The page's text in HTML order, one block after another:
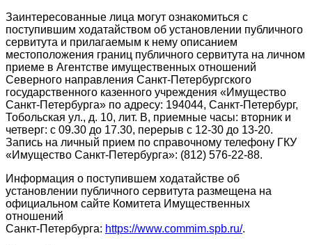
Заинтересованные лица могут ознакомиться с
поступившим ходатайством об установлении публичного
сервитута и прилагаемым к нему описанием
местоположения границ публичного сервитута на личном
приеме в Агентстве имущественных отношений
Северного направления Санкт-Петербургского
государственного казенного учреждения «Имущество
Санкт-Петербурга» по адресу: 194044, Санкт-Петербург,
Тобольская ул., д. 10, лит. В, приемные часы: вторник и
четверг: с 09.30 до 17.30, перерыв с 12-30 до 13-20.
Запись на личный прием по справочному телефону ГКУ
«Имущество Санкт-Петербурга»: (812) 576-22-88.
Информация о поступившем ходатайстве об
установлении публичного сервитута размещена на
официальном сайте Комитета Имущественных
отношений
Санкт-Петербурга: https://www.commim.spb.ru/.